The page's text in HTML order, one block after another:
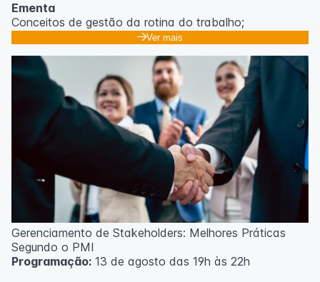
Ementa
Conceitos de gestão da rotina do trabalho;
Promoção de mudanças através do 5S;
resultados;
Método PDCA de gestão;
Técnicas de padronização do trabalho.
Metodologia
100% da carga horária do curso são realizadas com
aulas ao vivo.
As aulas podem ser assistidas por computador, celular
Outras informações
O curso pode sofrer alteração de dados e horário e os
inscritos serão avisados ​​antecipadamente.
O IPETEC reserva-se o direito de não realizar o curso
Ver mais
Gerenciamento de Stakeholders: Melhores Práticas
Segundo o PMI
Programação: 13 de agosto das 19h às 22h